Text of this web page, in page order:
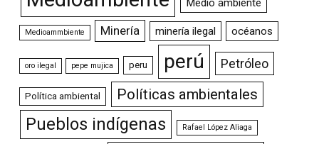
Medio ambiente
Medioammbiente Minería minería ilegal océanos
oro ilegal pepe mujica peru perú Petróleo
Política ambiental Políticas ambientales
Pueblos indígenas Rafael López Aliaga